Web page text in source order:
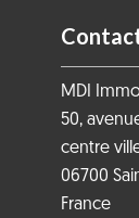
MDI
50,
centre
06700
France